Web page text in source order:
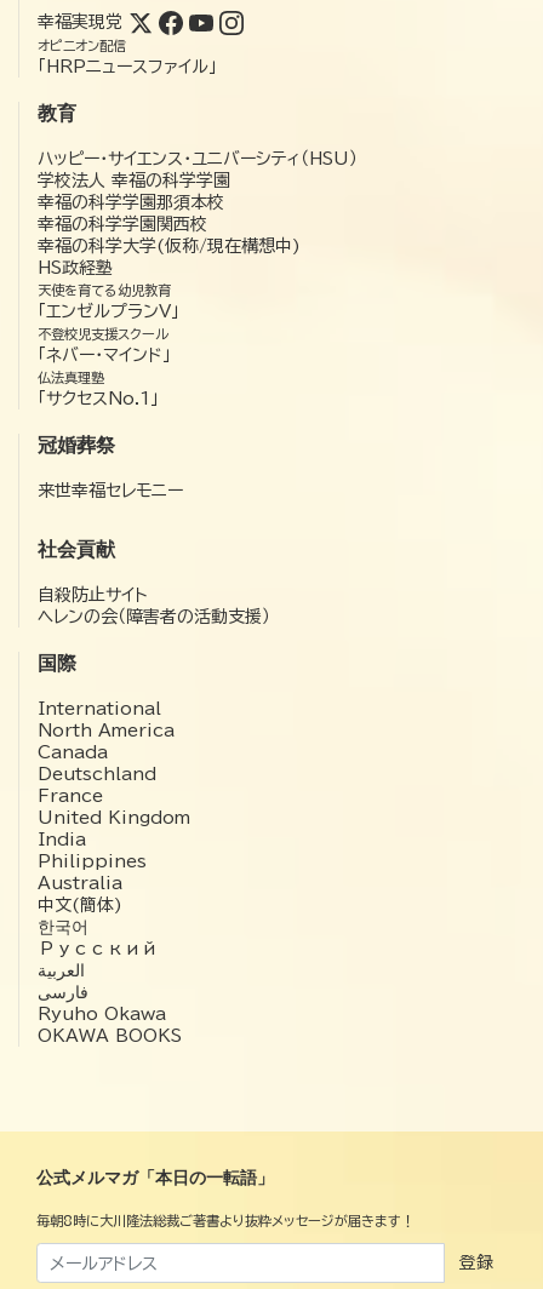
幸福実現党
オピニオン配信
「HRPニュースファイル」
教育
ハッピー・サイエンス・ユニバーシティ（HSU）
学校法人 幸福の科学学園
幸福の科学学園那須本校
幸福の科学学園関西校
幸福の科学大学(仮称/現在構想中)
HS政経塾
天使を育てる幼児教育
「エンゼルプランV」
不登校児支援スクール
「ネバー・マインド」
仏法真理塾
「サクセスNo.1」
冠婚葬祭
来世幸福セレモニー
社会貢献
自殺防止サイト
ヘレンの会（障害者の活動支援）
国際
International
North America
Canada
Deutschland
France
United Kingdom
India
Philippines
Australia
中文(簡体)
한국어
Русский
العربية‏
فارسی
Ryuho Okawa
OKAWA BOOKS
公式メルマガ「本日の一転語」
毎朝8時に大川隆法総裁ご著書より抜粋メッセージが届きます！
登録